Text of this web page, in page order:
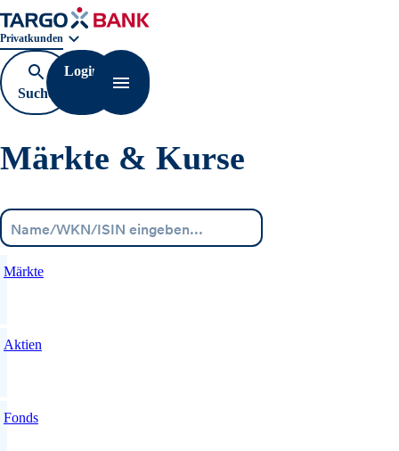
Geschäftsbereichnavigation. Aktuelle Auswahl:
Privatkunden
Suche
öffnen
Login
Navigation öffnen
Märkte & Kurse
Märkte
Aktien
Fonds